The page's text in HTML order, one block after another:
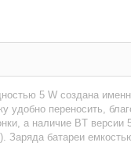
5 W создана
удобно переносить,
а наличие BT версии
батареи